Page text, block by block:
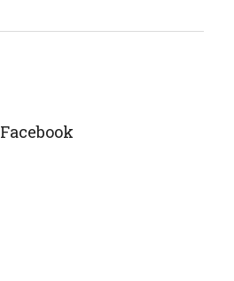
Facebook